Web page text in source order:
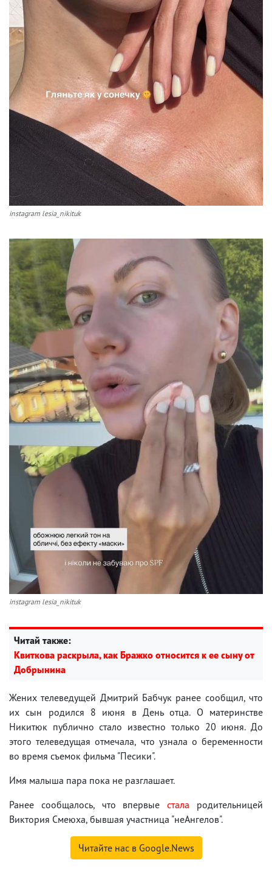
instagram lesia_nikituk
instagram lesia_nikituk
Читай также:
Квиткова раскрыла, как Бражко относится к ее сыну от
Добрынина
Жених телеведущей Дмитрий Бабчук ранее сообщил, что
их сын родился 8 июня в День отца. О материнстве
Никитюк публично стало известно только 20 июня. До
этого телеведущая отмечала, что узнала о беременности
во время съемок фильма "Песики".
Имя малыша пара пока не разглашает.
Ранее сообщалось, что впервыестала родительницей
Виктория Смеюха, бывшая участница "неАнгелов".
Читайте нас в Google.News